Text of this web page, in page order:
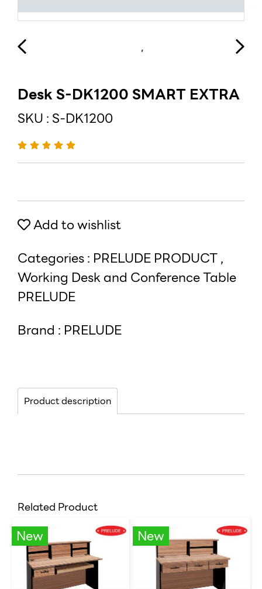
Desk S-DK1200 SMART EXTRA
SKU : S-DK1200
Add to wishlist
Categories : PRELUDE PRODUCT,
Working Desk and Conference Table
PRELUDE
Brand : PRELUDE
Product description
Related Product
New New